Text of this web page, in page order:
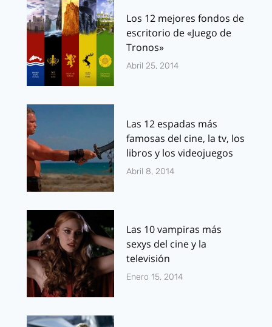
Los 12 mejores fondos de
escritorio de «Juego de
Tronos»
Abril 25, 2014
Las 12 espadas más
famosas del cine, la tv, los
libros y los videojuegos
Abril 8, 2014
Las 10 vampiras más
sexys del cine y la
televisión
Enero 15, 2014